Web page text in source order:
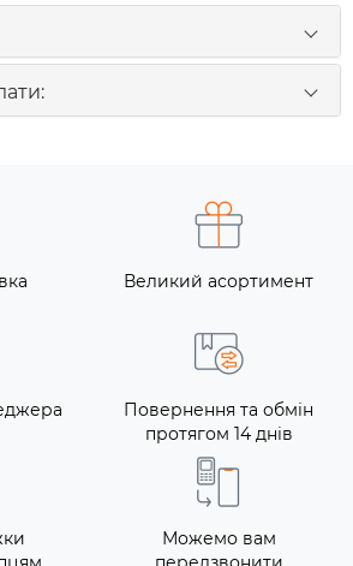
Великий асортимент
Повернення та обмін
протягом 14 днів
Можемо вам